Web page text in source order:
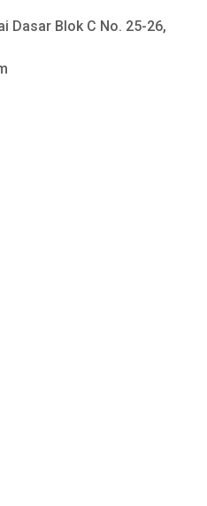
Dasar Blok C No. 25-26,